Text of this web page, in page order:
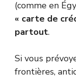
(comme en
« carte de
partout.
Si vous
frontières,